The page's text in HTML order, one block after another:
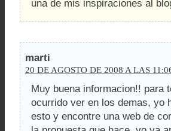
una de mis inspiraciones al
marti
20 DE AGOSTO DE 2008 A LAS
Muy buena informacion!! para
ocurrido ver en los demas, yo
esto y encontre una web de